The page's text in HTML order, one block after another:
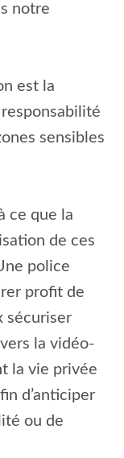
notre
est la
sensibles
ce que la
de ces
police
profit de
sécuriser
la vidéo-
la vie privée
d’anticiper
ou de